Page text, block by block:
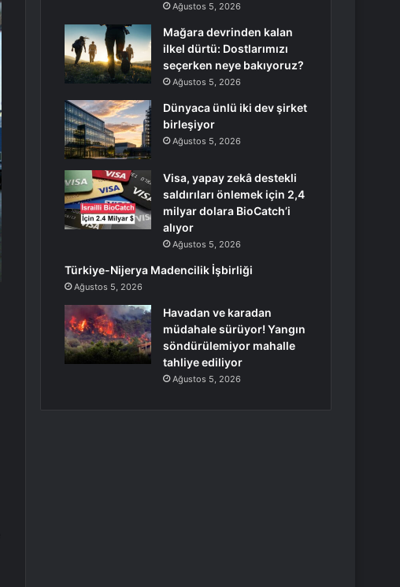
Ağustos 5, 2026
Mağara devrinden kalan
ilkel dürtü: Dostlarımızı
seçerken neye bakıyoruz?
Ağustos 5, 2026
Dünyaca ünlü iki dev şirket
birleşiyor
Ağustos 5, 2026
Visa, yapay zekâ destekli
saldırıları önlemek için 2,4
milyar dolara BioCatch’i
alıyor
Ağustos 5, 2026
Türkiye-Nijerya Madencilik İşbirliği
Ağustos 5, 2026
Havadan ve karadan
müdahale sürüyor! Yangın
söndürülemiyor mahalle
tahliye ediliyor
Ağustos 5, 2026